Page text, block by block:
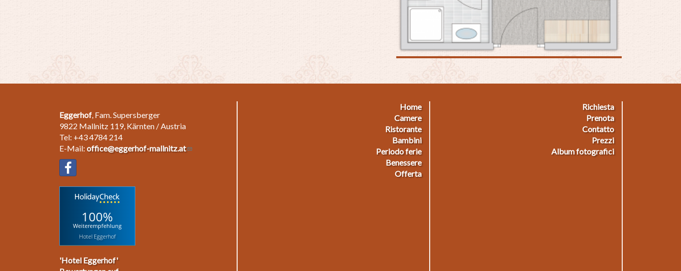
Eggerhof, Fam. Supersberger
9822 Mallnitz 119, Kärnten / Austria
Tel: +43 4784 214
E-Mail: office@eggerhof-mallnitz.at
100%
Weiterempfehlung
Hotel Eggerhof
'Hotel Eggerhof'
Home
Camere
Ristorante
Bambini
Periodo ferie
Benessere
Offerta
Richiesta
Prenota
Contatto
Prezzi
Album fotografici